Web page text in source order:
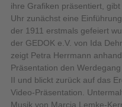
ihre Grafiken präsentiert,
Uhr zunächst eine
der 1911 erstmals gefeiert
der GEDOK e.V. von Ida
zeigt Petra Herrmann
Präsentation den
II und blickt zurück auf das
Video-Präsentation.
Musik von Marcia Lemke-